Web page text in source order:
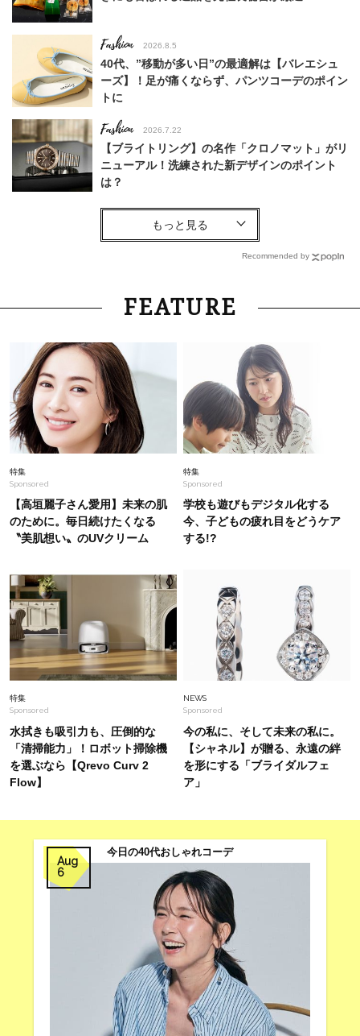
Fashion 2026.8.5
40代、”移動が多い日”の最適解は【バレエシュ
ーズ】！足が痛くならず、パンツコーデのポイン
トに
Fashion 2026.7.22
【ブライトリング】の名作「クロノマット」がリ
ニューアル！洗練された新デザインのポイント
は？
Fashion
【実録！40代の婚活服コーデ】は「焼き鳥屋さ
Fashion 2026.6.13
今買って、秋まで賢く着回せるものだけ！「一張
Lifestyle
中山優馬さん、姉と話し合って始めた親孝行「親
の年齢も考えて、年に1回くらいは何かしなきゃ
なって」
黒より断然垢抜ける！40代の夏ワンピは【ネイ
ビー】が正解！着回しコーデ３
落る【キレイめパンツ】3選
Fashion 2026.6.27
オシャレ40代の“一軍”【白Tシャツ】は？今夏の
トレンドデザイン＆着こなし方がわかる！
Recommended by
FEATURE
特集
Sponsored
【高垣麗子さん愛用】未来の肌
のために。毎日続けたくなる
〝美肌想い〟のUVクリーム
特集
Sponsored
学校も遊びもデジタル化する
今、子どもの疲れ目をどうケア
する!?
特集
Sponsored
水拭きも吸引力も、圧倒的な
「清掃能力」！ロボット掃除機
を選ぶなら【Qrevo Curv 2
Flow】
NEWS
Sponsored
今の私に、そして未来の私に。
【シャネル】が贈る、永遠の絆
を形にする「ブライダルフェ
ア」
Aug
6
今日の40代おしゃれコーデ